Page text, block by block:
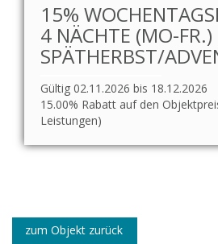
15%
4 NÄCHTE (MO-FR.)
SPÄTHERBST/
Gültig 02.11.2026 bis 18.12.2026
15.00% Rabatt auf den
Leistungen)
zum Objekt zurück